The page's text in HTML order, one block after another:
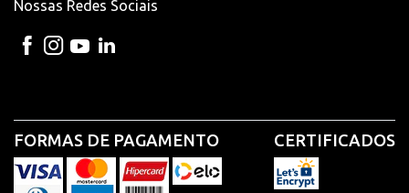
Nossas Redes Sociais
FORMAS DE PAGAMENTO CERTIFICADOS